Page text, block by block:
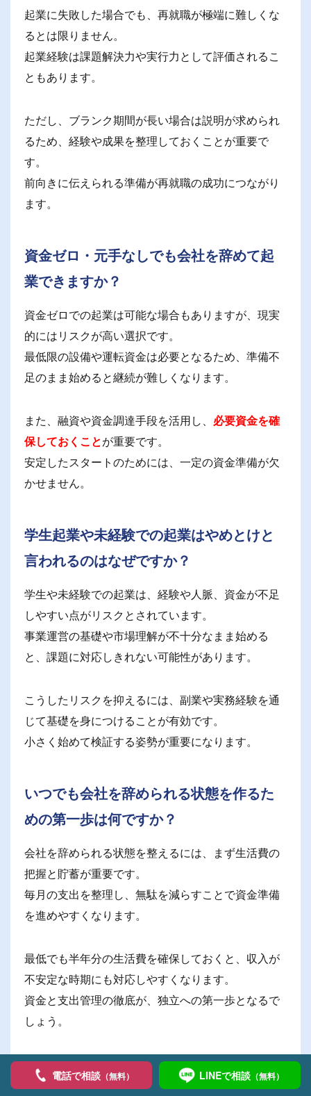
起業に失敗した場合でも、再就職が極端に難しくな
るとは限りません。
起業経験は課題解決力や実行力として評価されるこ
ともあります。
ただし、ブランク期間が長い場合は説明が求められ
るため、経験や成果を整理しておくことが重要で
す。
前向きに伝えられる準備が再就職の成功につながり
ます。
資金ゼロ・元手なしでも会社を辞めて起
業できますか？
資金ゼロでの起業は可能な場合もありますが、現実
的にはリスクが高い選択です。
最低限の設備や運転資金は必要となるため、準備不
足のまま始めると継続が難しくなります。
また、融資や資金調達手段を活用し、 必要資金を確
保しておくことが重要です。
安定したスタートのためには、一定の資金準備が欠
かせません。
学生起業や未経験での起業はやめとけと
言われるのはなぜですか？
学生や未経験での起業は、経験や人脈、資金が不足
しやすい点がリスクとされています。
事業運営の基礎や市場理解が不十分なまま始める
と、課題に対応しきれない可能性があります。
こうしたリスクを抑えるには、副業や実務経験を通
じて基礎を身につけることが有効です。
小さく始めて検証する姿勢が重要になります。
いつでも会社を辞められる状態を作るた
めの第一歩は何ですか？
会社を辞められる状態を整えるには、まず生活費の
把握と貯蓄が重要です。
毎月の支出を整理し、無駄を減らすことで資金準備
を進めやすくなります。
最低でも半年分の生活費を確保しておくと、収入が
不安定な時期にも対応しやすくなります。
資金と支出管理の徹底が、独立への第一歩となるで
しょう。
まとめ：会社辞めて起業するには失敗
しない準備が大切
電話で相談（無料） LINEで相談（無料）